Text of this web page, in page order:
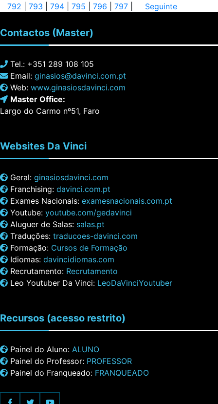
792
793 794 795 796 797 Seguinte
Contactos (Master)
Tel.: +351 289 108 105
Email: ginasios@davinci.com.pt
Web: www.ginasiosdavinci.com
Master Office:
Largo do Carmo nº51, Faro
Websites Da Vinci
Geral: ginasiosdavinci.com
Franchising: davinci.com.pt
Exames Nacionais: examesnacionais.com.pt
Youtube: youtube.com/gedavinci
Aluguer de Salas: salas.pt
Traduções: traducoes-davinci.com
Formação: Cursos de Formação
Idiomas: davincidiomas.com
Recrutamento: Recrutamento
Leo Youtuber Da Vinci: LeoDaVinciYoutuber
Recursos (acesso restrito)
Painel do Aluno: ALUNO
Painel do Professor: PROFESSOR
Painel do Franqueado: FRANQUEADO